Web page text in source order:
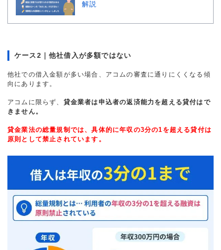
解説
ケース2｜他社借入が多額ではない
他社での借入金額が多い場合、アコムの審査に通りにくくなる傾
向にあります。
アコムに限らず、 貸金業者は申込者の返済能力を超える貸付はで
きません。
貸金業法の総量規制では、具体的に年収の3分の1を超える貸付は
原則として禁止されています。